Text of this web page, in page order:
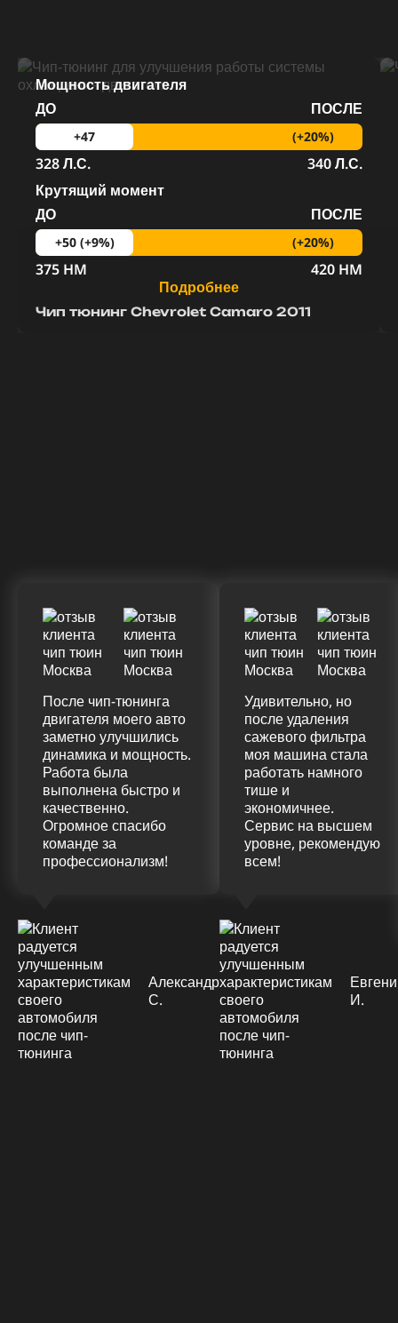
Чип тюнинг Chevrolet Camaro 2011
Мощность двигателя
ДО
ПОСЛЕ
+47 (+20%)
328 Л.С.
340 Л.С.
Крутящий момент
ДО
ПОСЛЕ
+50 (+9%) (+20%)
375 HM
420 HM
Подробнее
После чип-тюнинга
двигателя моего авто
заметно улучшились
динамика и мощность.
Работа была
выполнена быстро и
качественно.
Огромное спасибо
команде за
профессионализм!
Александр
С.
Удивительно, но
после удаления
сажевого фильтра
моя машина стала
работать намного
тише и
экономичнее.
Сервис на высшем
уровне, рекомендую
всем!
И.